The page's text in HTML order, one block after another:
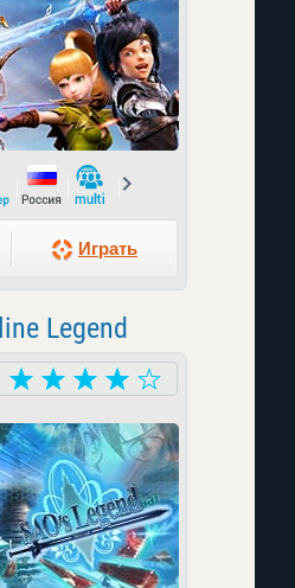
Играть
Legend